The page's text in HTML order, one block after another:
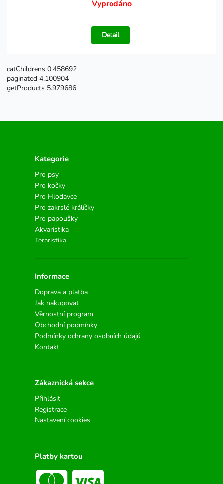
Vyprodáno
Detail
catChildrens 0.458692
paginated 4.100904
getProducts 5.979686
Kategorie
Pro psy
Pro kočky
Pro Hlodavce
Pro zakrslé králíčky
Pro papoušky
Akvaristika
Teraristika
Informace
Doprava a platba
Jak nakupovat
Věrnostní program
Obchodní podmínky
Podmínky ochrany osobních údajů
Kontakt
Zákaznícká sekce
Přihlásit
Registrace
Nastavení cookies
Platby kartou